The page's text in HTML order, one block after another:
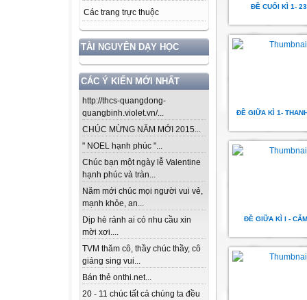
Các trang trực thuộc
TÀI NGUYÊN DẠY HỌC
CÁC Ý KIẾN MỚI NHẤT
http://thcs-quangdong-
quangbinh.violet.vn/...
CHÚC MỪNG NĂM MỚI 2015...
" NOEL hạnh phúc "...
Chúc bạn một ngày lễ Valentine
hạnh phúc và tràn...
Năm mới chúc mọi người vui vẻ,
mạnh khỏe, an...
Dịp hè rảnh ai có nhu cầu xin
mời xơi....
TVM thăm cô, thầy chúc thầy, cô
giáng sing vui...
Bán thẻ onthi.net...
20 - 11 chúc tất cả chúng ta đều
ĐỀ CUỐI KÌ 1-
ĐỀ GIỮA KÌ 1-
ĐỀ GIỮA KÌ I -